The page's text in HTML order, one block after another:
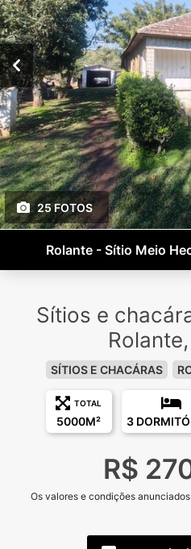
25 FOTOS
Rolante - Sítio Meio
Sítios e
SÍTIOS E CHACÁRAS
TOTAL
5000M² 3
R$
Os valores e condições